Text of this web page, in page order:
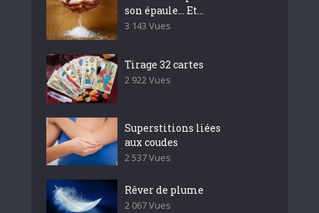
son épaule… Et...
3 143 Vues
Tirage 32 cartes
2 922 Vues
Superstitions liées
aux coudes
2 537 Vues
Rêver de plume
2 067 Vues